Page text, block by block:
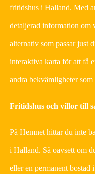
fritidshus i Halland. Med
detaljerad information om
alternativ som passar just
interaktiva karta för att få
andra bekvämligheter
Fritidshus och villor till
På Hemnet hittar du inte
i Halland. Så oavsett om
eller en permanent